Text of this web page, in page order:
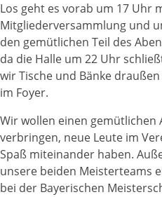
Los geht es vorab um 17 Uhr
Mitgliederversammlung und
den gemütlichen Teil des
da die Halle um 22 Uhr
wir Tische und Bänke
im Foyer.
Wir wollen einen gemütlichen
verbringen, neue Leute im
Spaß miteinander haben.
unsere beiden Meisterteams
bei der Bayerischen